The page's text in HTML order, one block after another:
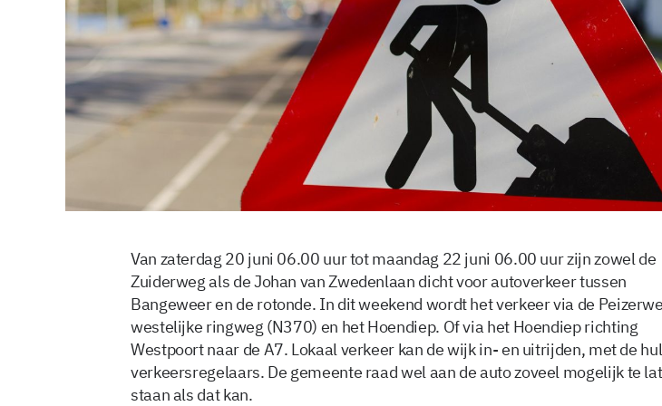
Van zaterdag 20 juni 06.00 uur tot maandag 22 juni 06.00 uur zijn zowel de
Zuiderweg als de Johan van Zwedenlaan dicht voor autoverkeer tussen
Bangeweer en de rotonde. In dit weekend wordt het verkeer via de
westelijke ringweg (N370) en het Hoendiep. Of via het Hoendiep richting
Westpoort naar de A7. Lokaal verkeer kan de wijk in- en uitrijden, met de
verkeersregelaars. De gemeente raad wel aan de auto zoveel mogelijk te
staan als dat kan.